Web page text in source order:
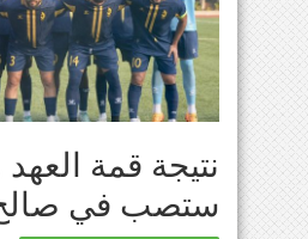
نتيجة قمة العهد
ستصب في صالح